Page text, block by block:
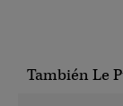
También Le